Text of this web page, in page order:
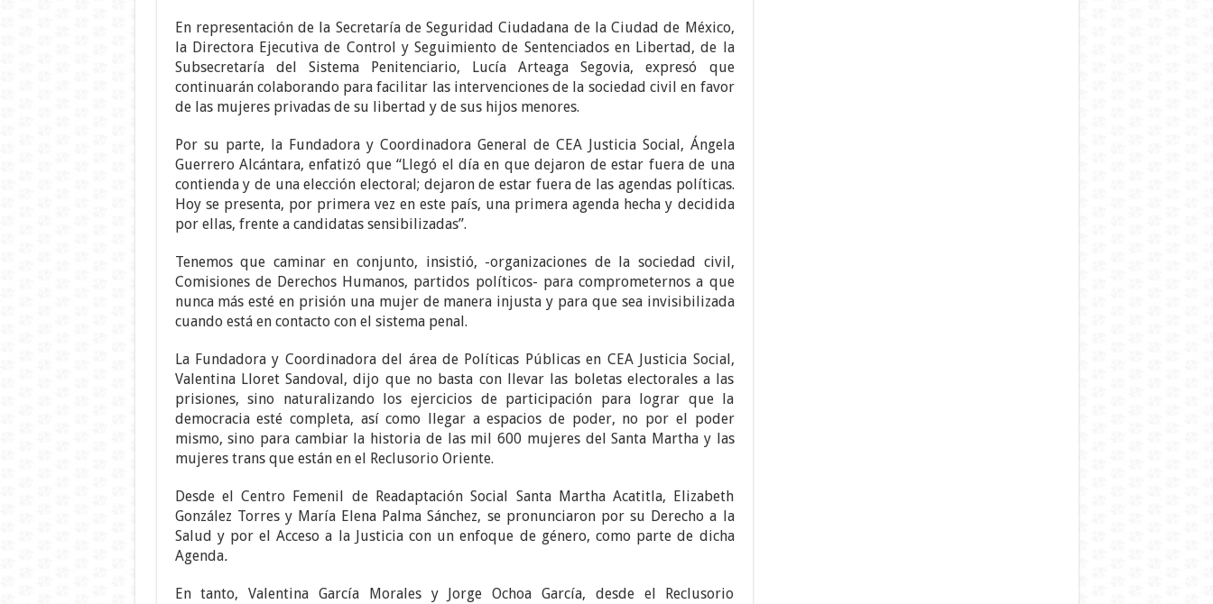
En representación de la Secretaría de Seguridad Ciudadana de la Ciudad de México,
la Directora Ejecutiva de Control y Seguimiento de Sentenciados en Libertad, de la
Subsecretaría del Sistema Penitenciario, Lucía Arteaga Segovia, expresó que
continuarán colaborando para facilitar las intervenciones de la sociedad civil en favor
de las mujeres privadas de su libertad y de sus hijos menores.
Por su parte, la Fundadora y Coordinadora General de CEA Justicia Social, Ángela
Guerrero Alcántara, enfatizó que “Llegó el día en que dejaron de estar fuera de una
contienda y de una elección electoral; dejaron de estar fuera de las agendas políticas.
Hoy se presenta, por primera vez en este país, una primera agenda hecha y decidida
por ellas, frente a candidatas sensibilizadas”.
Tenemos que caminar en conjunto, insistió, -organizaciones de la sociedad civil,
Comisiones de Derechos Humanos, partidos políticos- para comprometernos a que
nunca más esté en prisión una mujer de manera injusta y para que sea invisibilizada
cuando está en contacto con el sistema penal.
La Fundadora y Coordinadora del área de Políticas Públicas en CEA Justicia Social,
Valentina Lloret Sandoval, dijo que no basta con llevar las boletas electorales a las
prisiones, sino naturalizando los ejercicios de participación para lograr que la
democracia esté completa, así como llegar a espacios de poder, no por el poder
mismo, sino para cambiar la historia de las mil 600 mujeres del Santa Martha y las
mujeres trans que están en el Reclusorio Oriente.
Desde el Centro Femenil de Readaptación Social Santa Martha Acatitla, Elizabeth
González Torres y María Elena Palma Sánchez, se pronunciaron por su Derecho a la
Salud y por el Acceso a la Justicia con un enfoque de género, como parte de dicha
Agenda.
En tanto, Valentina García Morales y Jorge Ochoa García, desde el Reclusorio